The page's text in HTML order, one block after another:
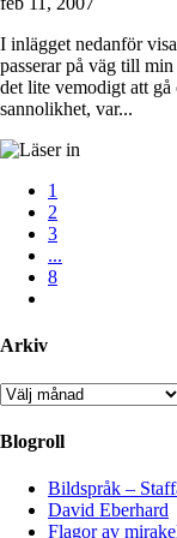
I inlägget nedanför
passerar på väg till
det lite vemodigt att gå
sannolikhet, var...
1
2
3
...
8
Arkiv
Arkiv
Blogroll
Bildspråk –
David Eberhard
Flagor av